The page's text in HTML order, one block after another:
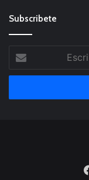
Subscribete
Escribe
tu
correo